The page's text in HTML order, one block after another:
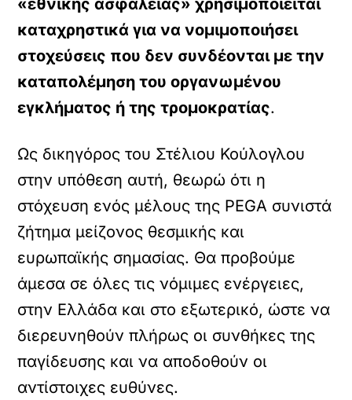
«εθνικής ασφάλειας» χρησιμοποιείται
καταχρηστικά για να νομιμοποιήσει
στοχεύσεις που δεν συνδέονται με την
καταπολέμηση του οργανωμένου
εγκλήματος ή της τρομοκρατίας.
Ως δικηγόρος του Στέλιου Κούλογλου
στην υπόθεση αυτή, θεωρώ ότι η
στόχευση ενός μέλους της PEGA συνιστά
ζήτημα μείζονος θεσμικής και
ευρωπαϊκής σημασίας. Θα προβούμε
άμεσα σε όλες τις νόμιμες ενέργειες,
στην Ελλάδα και στο εξωτερικό, ώστε να
διερευνηθούν πλήρως οι συνθήκες της
παγίδευσης και να αποδοθούν οι
αντίστοιχες ευθύνες.